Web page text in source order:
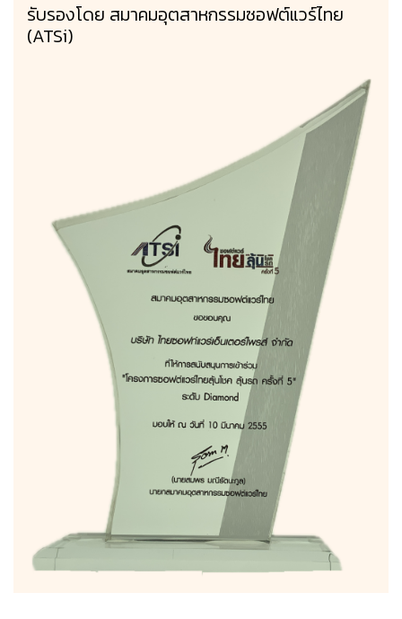
รับรองโดย สมาคมอุตสาหกรรมซอฟต์แวร์ไทย
(ATSi)